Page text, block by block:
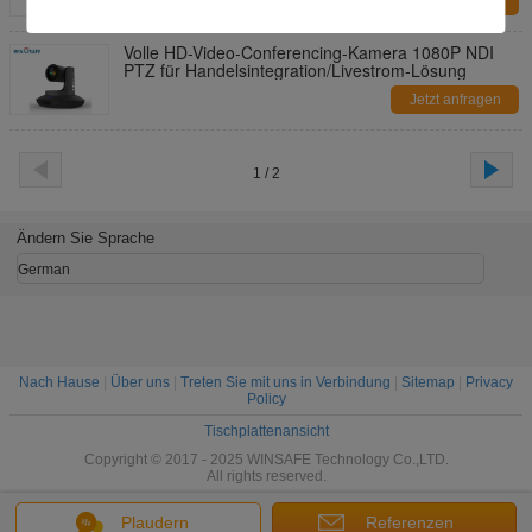
Volle HD-Video-Conferencing-Kamera 1080P NDI
PTZ für Handelsintegration/Livestrom-Lösung
Jetzt anfragen
1 / 2
Plaudern Referenzen
Ändern Sie Sprache
German
Nach Hause Über uns Treten Sie mit uns in Verbindung Sitemap
Privacy
Policy
Tischplattenansicht
Copyright © 2017 - 2025 WINSAFE Technology Co.,LTD.
All rights reserved.